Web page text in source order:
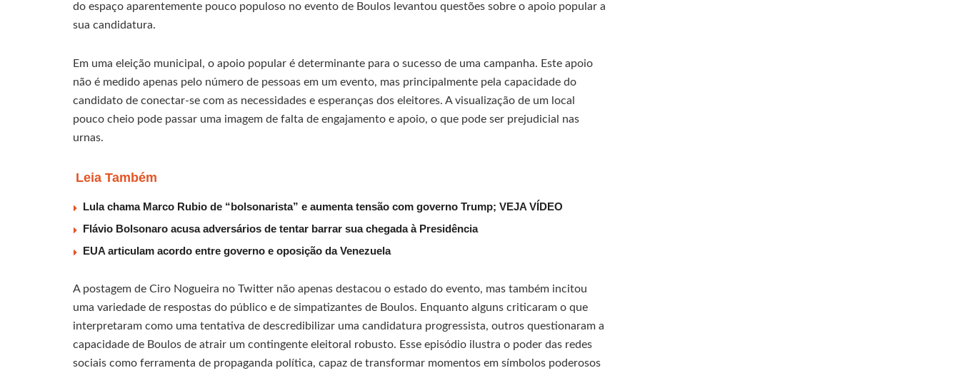
do espaço aparentemente pouco populoso no evento de Boulos levantou questões sobre o apoio popular a
sua candidatura.
Em uma eleição municipal, o apoio popular é determinante para o sucesso de uma campanha. Este apoio
não é medido apenas pelo número de pessoas em um evento, mas principalmente pela capacidade do
candidato de conectar-se com as necessidades e esperanças dos eleitores. A visualização de um local
pouco cheio pode passar uma imagem de falta de engajamento e apoio, o que pode ser prejudicial nas
urnas.
Leia Também
Lula chama Marco Rubio de “bolsonarista” e aumenta tensão com governo Trump; VEJA VÍDEO
Flávio Bolsonaro acusa adversários de tentar barrar sua chegada à Presidência
EUA articulam acordo entre governo e oposição da Venezuela
A postagem de Ciro Nogueira no Twitter não apenas destacou o estado do evento, mas também incitou
uma variedade de respostas do público e de simpatizantes de Boulos. Enquanto alguns criticaram o que
interpretaram como uma tentativa de descredibilizar uma candidatura progressista, outros questionaram a
capacidade de Boulos de atrair um contingente eleitoral robusto. Esse episódio ilustra o poder das redes
sociais como ferramenta de propaganda política, capaz de transformar momentos em símbolos poderosos